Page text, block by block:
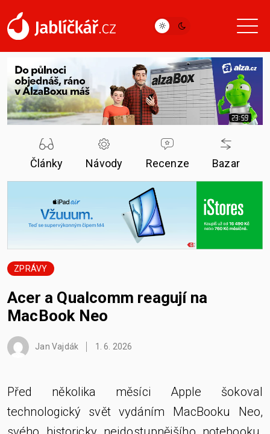
Články Návody Recenze Bazar
ZPRÁVY
Acer a Qualcomm reagují na
MacBook Neo
Jan Vajdák 1. 6. 2026
Před několika měsíci Apple šokoval
technologický svět vydáním MacBooku Neo,